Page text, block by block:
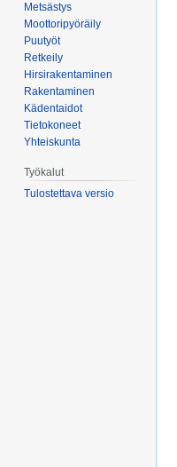
Metsästys
Moottoripyöräily
Puutyöt
Retkeily
Hirsirakentaminen
Rakentaminen
Kädentaidot
Tietokoneet
Yhteiskunta
Työkalut
Tulostettava versio